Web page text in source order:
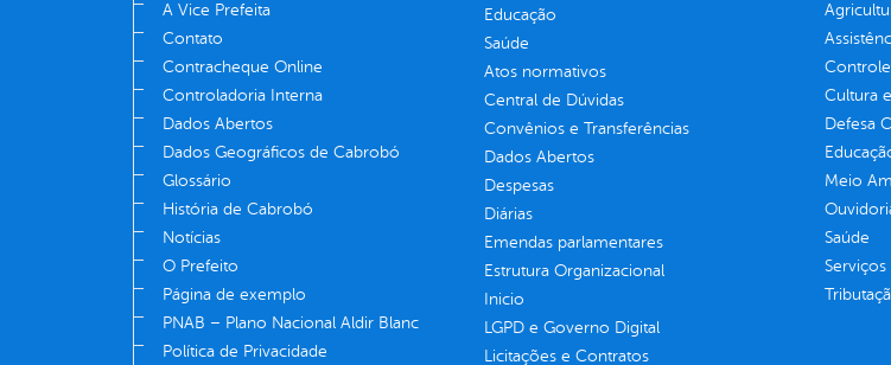
A Vice Prefeita
Contato
Contracheque Online
Controladoria Interna
Dados Abertos
Dados Geográficos de Cabrobó
Glossário
História de Cabrobó
Notícias
O Prefeito
Página de exemplo
PNAB – Plano Nacional Aldir Blanc
Política de Privacidade
Educação
Saúde
Atos normativos
Central de Dúvidas
Convênios e Transferências
Dados Abertos
Despesas
Diárias
Emendas parlamentares
Estrutura Organizacional
Inicio
LGPD e Governo Digital
Licitações e Contratos
Cultura
Defesa
Meio
Saúde